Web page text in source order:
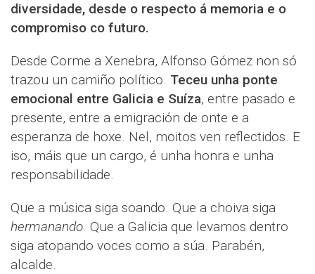
diversidade, desde o respecto á memoria e o
compromiso co futuro.
Desde Corme a Xenebra, Alfonso Gómez non só
trazou un camiño político. Teceu unha ponte
emocional entre Galicia e Suíza, entre pasado e
presente, entre a emigración de onte e a
esperanza de hoxe. Nel, moitos ven reflectidos. E
iso, máis que un cargo, é unha honra e unha
responsabilidade.
Que a música siga soando. Que a choiva siga
hermanando. Que a Galicia que levamos dentro
siga atopando voces como a súa. Parabén,
alcalde.